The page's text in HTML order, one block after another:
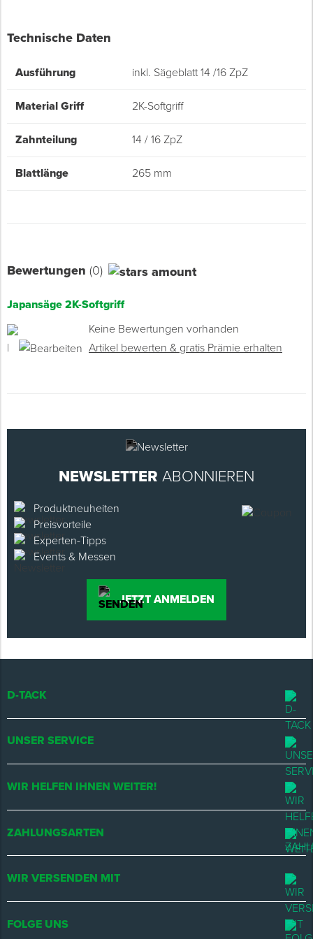
Technische Daten
Ausführung inkl. Sägeblatt 14 /16 ZpZ
Material Griff 2K-Softgriff
Zahnteilung 14 / 16 ZpZ
Blattlänge 265 mm
Bewertungen (0)
Japansäge 2K-Softgriff
Keine Bewertungen vorhanden
|
Artikel bewerten & gratis Prämie erhalten
NEWSLETTER ABONNIEREN
Produktneuheiten
Preisvorteile
Experten-Tipps
Events & Messen
JETZT ANMELDEN
D-TACK
UNSER SERVICE
WIR HELFEN IHNEN WEITER!
ZAHLUNGSARTEN
WIR VERSENDEN MIT
FOLGE UNS